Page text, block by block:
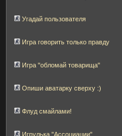
Угадай пользователя
Игра говорить только правду
Игра "обломай товарища"
Опиши аватарку сверху :)
Флуд смайлами!
Игрулька "Ассоциации"